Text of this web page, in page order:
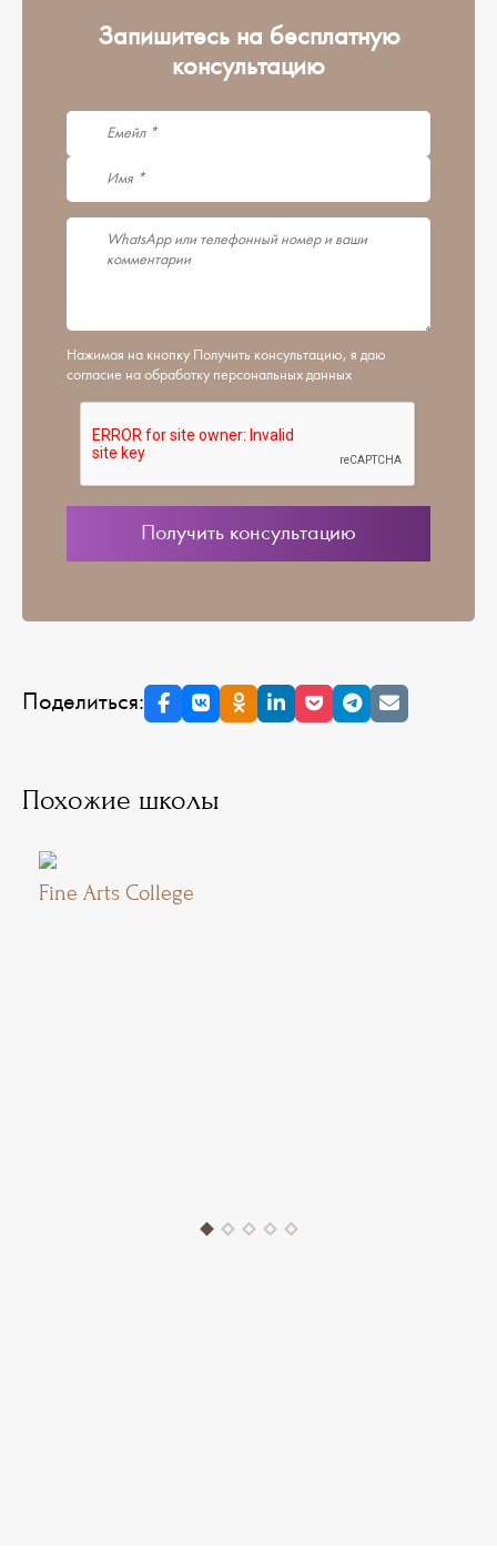
Запишитесь на бесплатную
консультацию
Нажимая на кнопку Получить консультацию, я даю
согласие на обработку персональных данных
Поделиться:
Похожие школы
Fine Arts College